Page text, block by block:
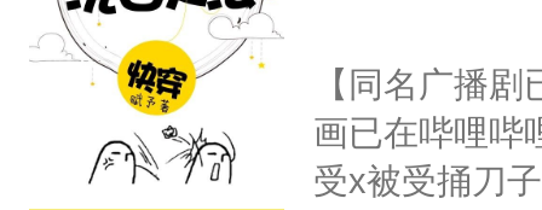
【同名广播
画已在哔哩哔
受x被受捅刀